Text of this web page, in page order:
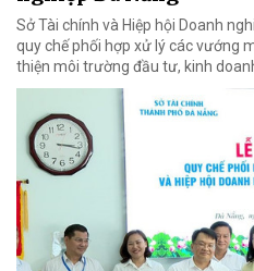
Sở Tài chính và Hiệp hội Doanh
quy chế phối hợp xử lý các vướng
thiện môi trường đầu tư, kinh